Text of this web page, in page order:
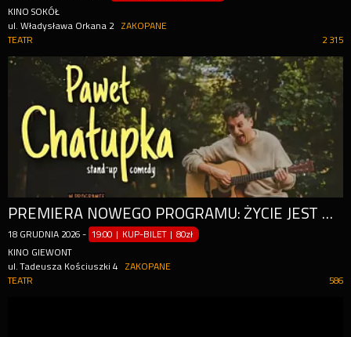
KINO SOKÓŁ
ul. Władysława Orkana 2
ZAKOPANE
2 315
TEATR
PREMIERA NOWEGO PROGRAMU: ŻYCIE JEST NOBELON
18 GRUDNIA 2026 - 19:00 | KUP-BILET |80zł
KINO GIEWONT
ul. Tadeusza Kościuszki 4
ZAKOPANE
586
TEATR